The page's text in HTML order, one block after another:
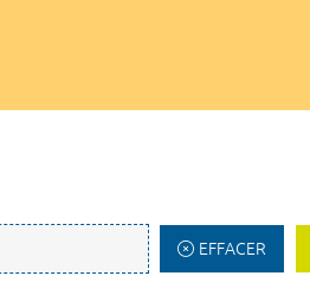
EFFACER